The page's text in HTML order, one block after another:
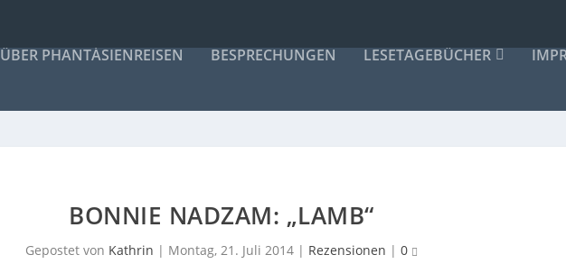
ÜBER PHANTÁSIENREISEN BESPRECHUNGEN LESETAGEBÜCHER
BONNIE NADZAM: „LAMB“
Gepostet von Kathrin | Montag, 21. Juli 2014| Rezensionen | 0